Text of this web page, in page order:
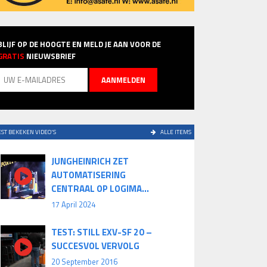
OP DE HOOGTE EN MELD JE AAN VOOR DE
NIEUWSBRIEF
BEKEKEN VIDEO'S ALLE ITEMS
JUNGHEINRICH ZET
AUTOMATISERING
CENTRAAL OP LOGIMA...
17 April 2024
TEST: STILL EXV-SF 20 –
SUCCESVOL VERVOLG
20 September 2016